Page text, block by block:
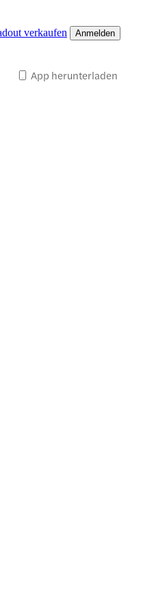
verkaufen Anmelden
App herunterladen